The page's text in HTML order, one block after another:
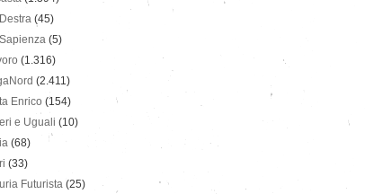
(45)
(5)
(1.316)
(2.411)
Enrico (154)
e Uguali (10)
(68)
(33)
Futurista (25)